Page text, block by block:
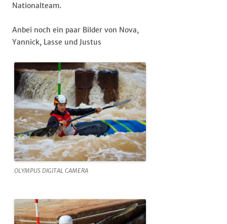
Nationalteam.
Anbei noch ein paar Bilder von Nova,
Yannick, Lasse und Justus
OLYMPUS DIGITAL CAMERA